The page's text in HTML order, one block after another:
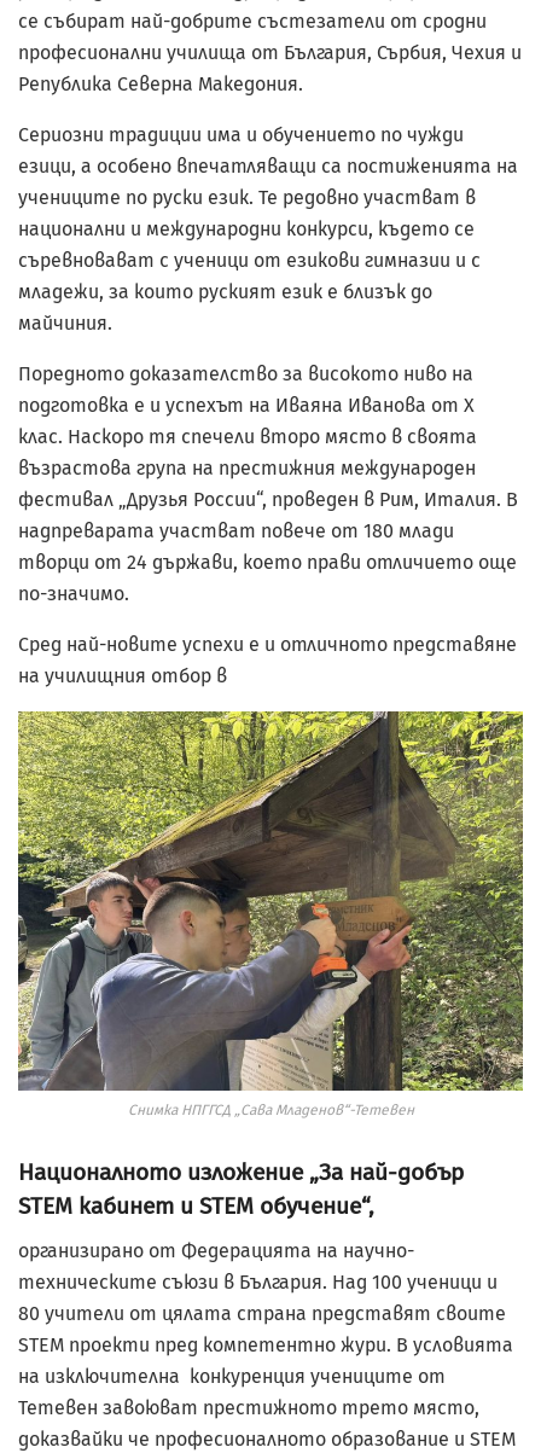
се събират най-добрите състезатели от сродни
професионални училища от България, Сърбия, Чехия и
Република Северна Македония.
Сериозни традиции има и обучението по чужди
езици, а особено впечатляващи са постиженията на
учениците по руски език. Те редовно участват в
национални и международни конкурси, където се
съревновават с ученици от езикови гимназии и с
младежи, за които руският език е близък до
майчиния.
Поредното доказателство за високото ниво на
подготовка е и успехът на Иваяна Иванова от X
клас. Наскоро тя спечели второ място в своята
възрастова група на престижния международен
фестивал „Друзья России“, проведен в Рим, Италия. В
надпреварата участват повече от 180 млади
творци от 24 държави, което прави отличието още
по-значимо.
Сред най-новите успехи е и отличното представяне
на училищния отбор в
Снимка НПГГСД „Сава Младенов“-Тетевен
Националното изложение „За най-добър
STEM кабинет и STEM обучение“,
организирано от Федерацията на научно-
техническите съюзи в България. Над 100 ученици и
80 учители от цялата страна представят своите
STEM проекти пред компетентно жури. В условията
на изключителна конкуренция учениците от
Тетевен завоюват престижното трето място,
доказвайки че професионалното образование и STEM